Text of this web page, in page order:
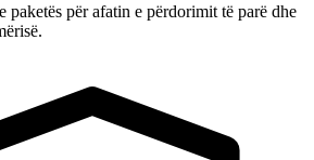
paketës për afatin e përdorimit të parë dhe